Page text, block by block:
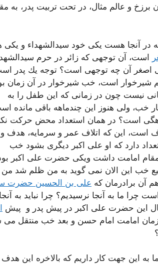
و عالم مثال، در تحت تربیت پدر، به
در آنجا هست یكی خود سیدالشهداء و یكی
است، آن توجهی كه زائر در حرم
آن چه توجهی است؟ توجه یك پدر
شیرخوار است، خب شیرخوار در آن زمان
زمانی نیست چون در زمانی كه این طفل را به
خب، ولی هنوز این چندماهه باقی مانده
است؟ در همان استعداد محض حركت
است، این كه اتلاف عمر و سرمایه، هدف و
دارد كه او علی اكبر دیگری بشود خب
مقام امامت داشت ویكی حضرت علی اكبر
خب این الان نمی گوید به من ظلم شد من
آن برادرمان كه علی بن الحسین حضرت
ما به آنجا نرسیدیم؟ چرا نباید به آنجا
این حضرت علی اكبر در پیش پدر و پیش
امامت امام حسن و بعد خب منتقل می
به این جهت كار داریم كه بالاخره این هدف